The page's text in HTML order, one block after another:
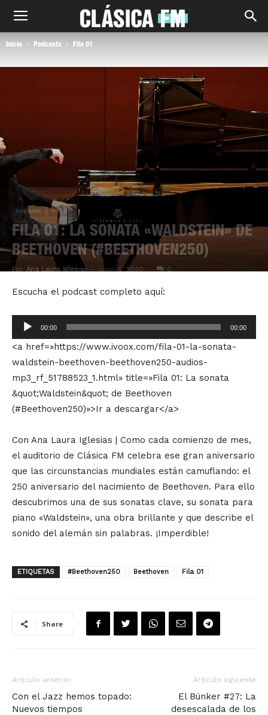
Inicio Podcasts Fila 01
Podcasts Fila 01
FILA 01: LA SONATA «WALDSTEIN» DE
BEETHOVEN (#BEETHOVEN250)
Por Ana Laura Iglesias - junio 5, 2020 0
Escucha el podcast completo aquí:
Reproductor
de
audio
00:00 00:00
<a href=»https://www.ivoox.com/fila-01-la-sonata-
waldstein-beethoven-beethoven250-audios-
mp3_rf_51788523_1.html» title=»Fila 01: La sonata
&quot;Waldstein&quot; de Beethoven
(#Beethoven250)»>Ir a descargar</a>
Con Ana Laura Iglesias | Como cada comienzo de mes,
el auditorio de Clásica FM celebra ese gran aniversario
que las circunstancias mundiales están camuflando: el
250 aniversario del nacimiento de Beethoven. Para ello
descubrimos una de sus sonatas clave, su sonata para
piano «Waldstein», una obra brillante y que describe el
sonido del alemán sin palabras. ¡Imperdible!
ETIQUETAS #Beethoven250 Beethoven Fila 01
Share
Artículo anterior
Con el Jazz hemos topado:
Nuevos tiempos
Artículo siguiente
El Búnker #27: La
desescalada de los